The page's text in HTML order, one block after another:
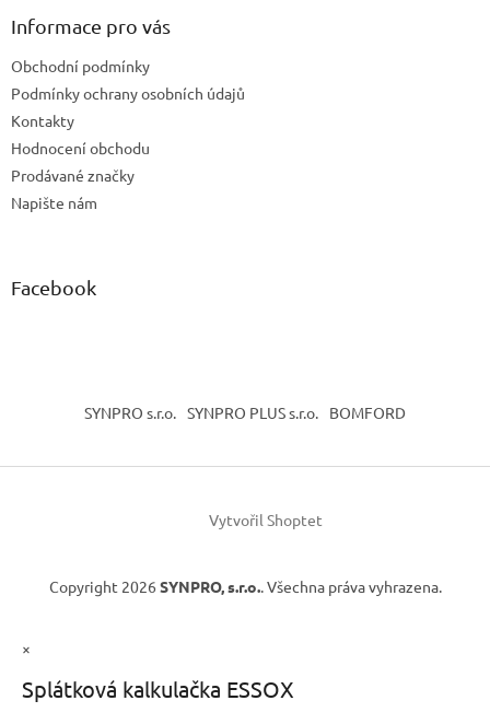
Informace pro vás
Obchodní podmínky
Podmínky ochrany osobních údajů
Kontakty
Hodnocení obchodu
Prodávané značky
Napište nám
Facebook
SYNPRO s.r.o. SYNPRO PLUS s.r.o. BOMFORD
Vytvořil Shoptet
Copyright 2026 SYNPRO, s.r.o.. Všechna práva vyhrazena.
×
Splátková kalkulačka ESSOX